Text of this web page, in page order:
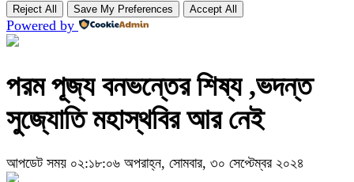
Reject All Save My Preferences Accept All
Powered by
পরম পূজ্য বনভন্তের শিষ্য ,ভদন্ত
সুজ্যোতি মহাস্থবির আর নেই
আপডেট সময় ০২:১৮:০৬ অপরাহ্ন, সোমবার, ৩০ সেপ্টেম্বর ২০২৪